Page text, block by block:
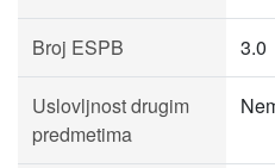
Broj ESPB 3.0
Uslovljnost drugim
predmetima